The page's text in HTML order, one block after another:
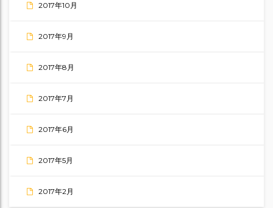
2017年10月
2017年9月
2017年8月
2017年7月
2017年6月
2017年5月
2017年2月